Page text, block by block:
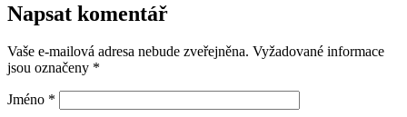
Napsat komentář
Vaše e-mailová adresa nebude zveřejněna. Vyžadované informace
jsou označeny *
Jméno *